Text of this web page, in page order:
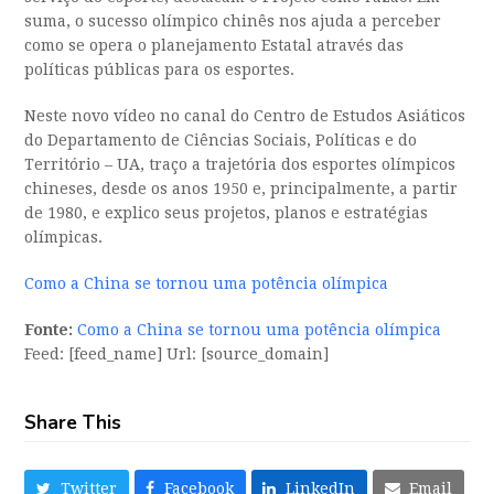
suma, o sucesso olímpico chinês nos ajuda a perceber
como se opera o planejamento Estatal através das
políticas públicas para os esportes.
Neste novo vídeo no canal do Centro de Estudos Asiáticos
do Departamento de Ciências Sociais, Políticas e do
Território – UA, traço a trajetória dos esportes olímpicos
chineses, desde os anos 1950 e, principalmente, a partir
de 1980, e explico seus projetos, planos e estratégias
olímpicas.
Como a China se tornou uma potência olímpica
Fonte: Como a China se tornou uma potência olímpica
Feed: [feed_name] Url: [source_domain]
Share This
Twitter Facebook LinkedIn Email